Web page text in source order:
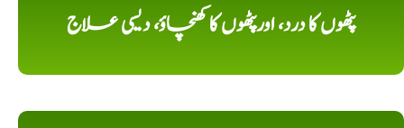
پٹھوں کا درد، اورپٹھوں کا کھنچاؤ، دیسی علاج